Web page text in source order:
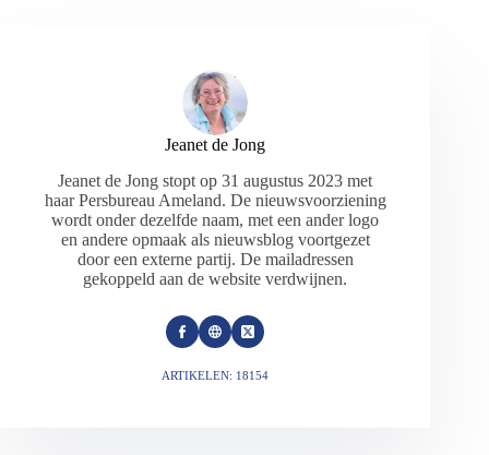
Jeanet de Jong
Jeanet de Jong stopt op 31 augustus 2023 met
haar Persbureau Ameland. De nieuwsvoorziening
wordt onder dezelfde naam, met een ander logo
en andere opmaak als nieuwsblog voortgezet
door een externe partij. De mailadressen
gekoppeld aan de website verdwijnen.
ARTIKELEN: 18154